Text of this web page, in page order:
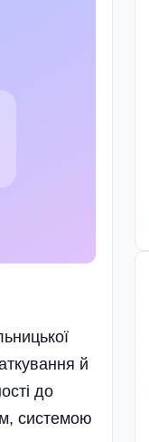
й
до
системою